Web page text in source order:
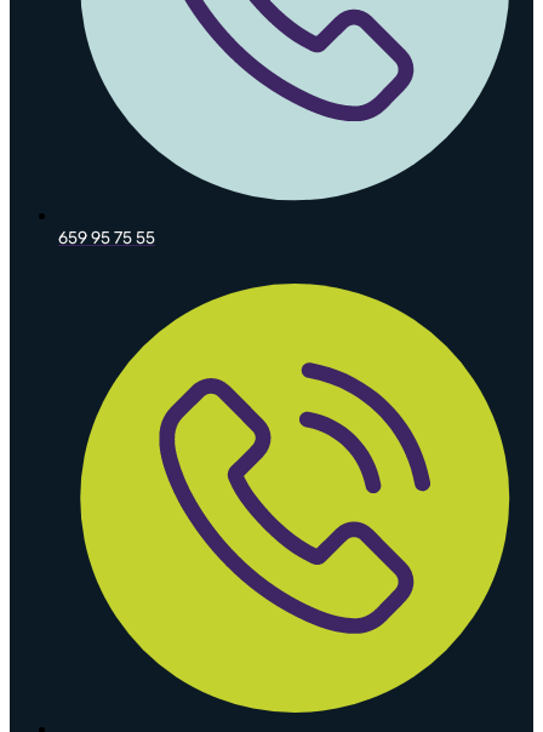
659 95 75 55